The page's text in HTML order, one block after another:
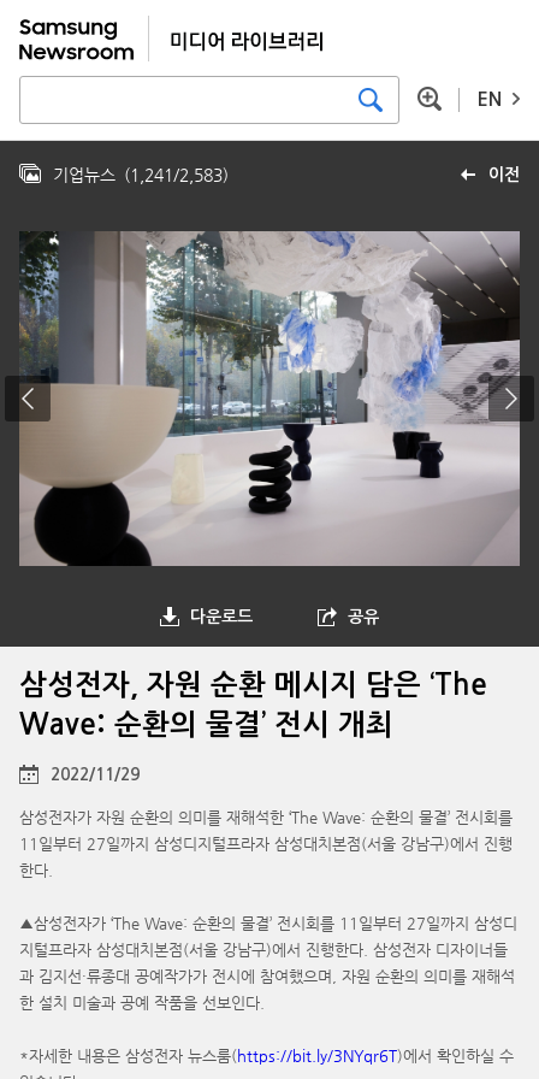
EN
이전
기업뉴스 (1,241/2,583)
다운로드 공유
삼성전자, 자원 순환 메시지 담은 ‘The
Wave: 순환의 물결’ 전시 개최
2022/11/29
삼성전자가 자원 순환의 의미를 재해석한 ‘The Wave: 순환의 물결’ 전시회를
11일부터 27일까지 삼성디지털프라자 삼성대치본점(서울 강남구)에서 진행
한다.
▲삼성전자가 ‘The Wave: 순환의 물결’ 전시회를 11일부터 27일까지 삼성디
지털프라자 삼성대치본점(서울 강남구)에서 진행한다. 삼성전자 디자이너들
과 김지선·류종대 공예작가가 전시에 참여했으며, 자원 순환의 의미를 재해석
한 설치 미술과 공예 작품을 선보인다.
*자세한 내용은 삼성전자 뉴스룸(https://bit.ly/3NYqr6T)에서 확인하실 수